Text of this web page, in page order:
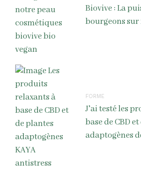
Biovive : La
bourgeons
FORME
J'ai testé les
base de CBD
adaptogènes